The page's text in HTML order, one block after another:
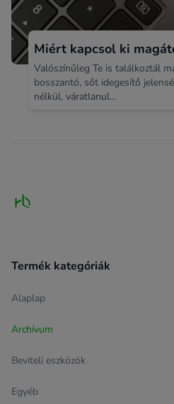
Miért kapcsol ki
Valószínűleg Te is találkoztál
bosszantó, sőt idegesítő
nélkül, váratlanul...
Termék kategóriák
Alaplap
Archívum
Beviteli eszközök
Egyéb